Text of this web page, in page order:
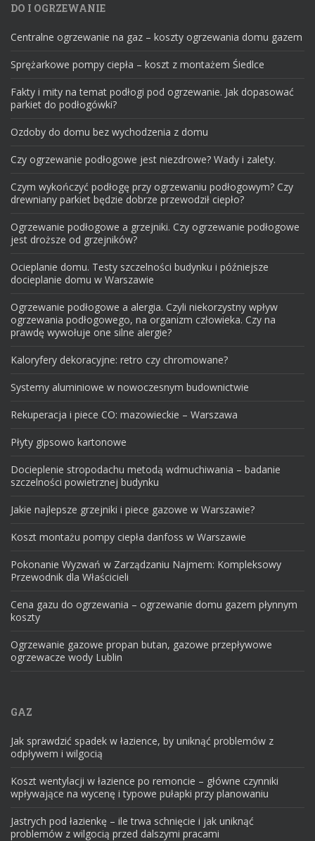
DO I OGRZEWANIE
Centralne ogrzewanie na gaz – koszty ogrzewania domu gazem
Sprężarkowe pompy ciepła – koszt z montażem Śiedlce
Fakty i mity na temat podłogi pod ogrzewanie. Jak dopasować
parkiet do podłogówki?
Ozdoby do domu bez wychodzenia z domu
Czy ogrzewanie podłogowe jest niezdrowe? Wady i zalety.
Czym wykończyć podłogę przy ogrzewaniu podłogowym? Czy
drewniany parkiet będzie dobrze przewodził ciepło?
Ogrzewanie podłogowe a grzejniki. Czy ogrzewanie podłogowe
jest droższe od grzejników?
Ocieplanie domu. Testy szczelności budynku i późniejsze
docieplanie domu w Warszawie
Ogrzewanie podłogowe a alergia. Czyli niekorzystny wpływ
ogrzewania podłogowego, na organizm człowieka. Czy na
prawdę wywołuje one silne alergie?
Kaloryfery dekoracyjne: retro czy chromowane?
Systemy aluminiowe w nowoczesnym budownictwie
Rekuperacja i piece CO: mazowieckie – Warszawa
Płyty gipsowo kartonowe
Docieplenie stropodachu metodą wdmuchiwania – badanie
szczelności powietrznej budynku
Jakie najlepsze grzejniki i piece gazowe w Warszawie?
Koszt montażu pompy ciepła danfoss w Warszawie
Pokonanie Wyzwań w Zarządzaniu Najmem: Kompleksowy
Przewodnik dla Właścicieli
Cena gazu do ogrzewania – ogrzewanie domu gazem płynnym
koszty
Ogrzewanie gazowe propan butan, gazowe przepływowe
ogrzewacze wody Lublin
GAZ
Jak sprawdzić spadek w łazience, by uniknąć problemów z
odpływem i wilgocią
Koszt wentylacji w łazience po remoncie – główne czynniki
wpływające na wycenę i typowe pułapki przy planowaniu
Jastrych pod łazienkę – ile trwa schnięcie i jak uniknąć
problemów z wilgocią przed dalszymi pracami